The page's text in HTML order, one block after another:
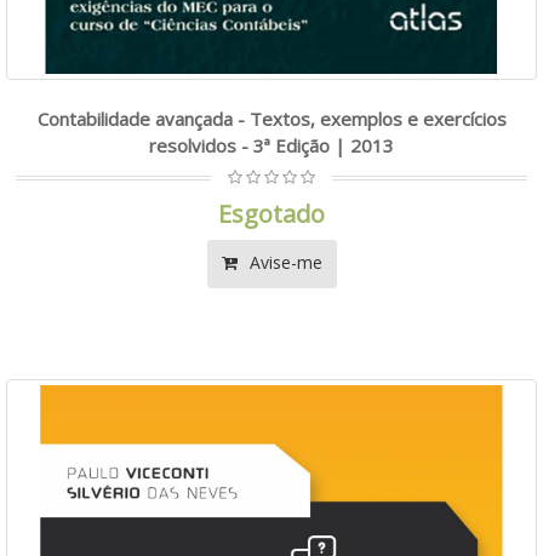
Contabilidade avançada - Textos, exemplos e exercícios
resolvidos - 3ª Edição | 2013
Esgotado
Avise-me